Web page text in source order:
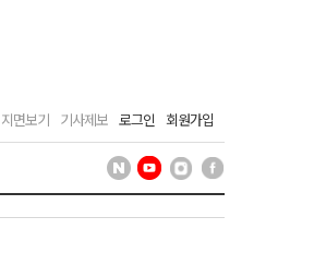
지면보기 기사제보 로그인 회원가입